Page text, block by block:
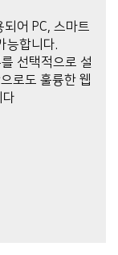
어 PC, 스마트
능합니다.
선택적으로 설
로도 훌륭한 웹
다